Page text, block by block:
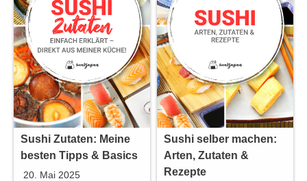
Sushi Zutaten: Meine
besten Tipps & Basics
20. Mai 2025
Sushi selber machen:
Arten, Zutaten &
Rezepte